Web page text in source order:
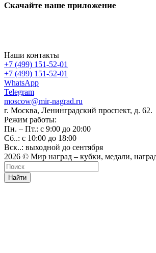
Скачайте наше приложение
Наши контакты
+7 (499) 151-52-01
+7 (499) 151-52-01
WhatsApp
Telegram
moscow@mir-nagrad.ru
г. Москва, Ленинградский проспект, д. 62.
Режим работы:
Пн. – Пт.: с 9:00 до 20:00
Сб..: с 10:00 до 18:00
Вск..: выходной до сентября
2026 © Мир наград – кубки, медали,
Найти